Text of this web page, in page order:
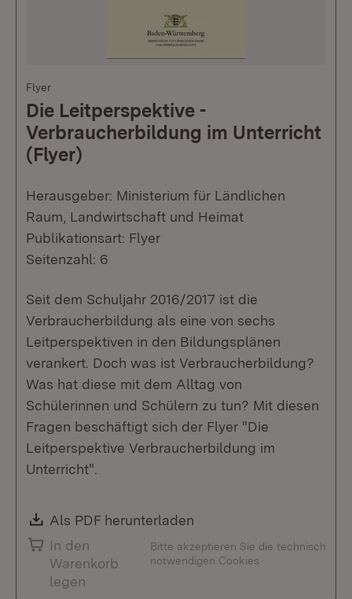
Flyer
Die Leitperspektive -
Verbraucherbildung im Unterricht
(Flyer)
Herausgeber: Ministerium für Ländlichen
Raum, Landwirtschaft und Heimat
Publikationsart: Flyer
Seitenzahl: 6
Seit dem Schuljahr 2016/2017 ist die
Verbraucherbildung als eine von sechs
Leitperspektiven in den Bildungsplänen
verankert. Doch was ist Verbraucherbildung?
Was hat diese mit dem Alltag von
Schülerinnen und Schülern zu tun? Mit diesen
Fragen beschäftigt sich der Flyer "Die
Leitperspektive Verbraucherbildung im
Unterricht".
Download:
Als PDF herunterladen
In den
Warenkorb
legen
Bitte akzeptieren Sie die technisch
notwendigen Cookies